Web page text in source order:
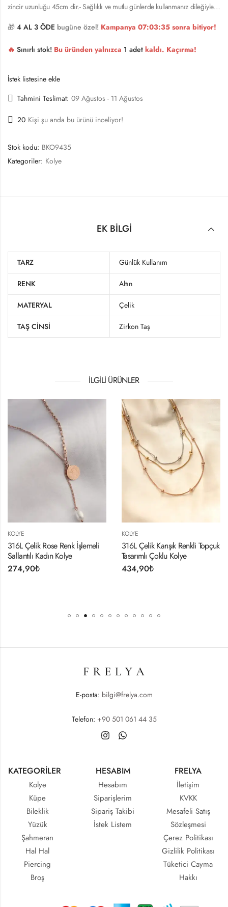
zincir uzunluğu 45cm dir.- Sağlıklı ve mutlu günlerde kullanmanız dileğiyle…
🎁 4 AL 3 ÖDE bugüne özel! Kampanya 07:03:34 sonra bitiyor!
🔥 Sınırlı stok! Bu üründen yalnızca 1 adet kaldı. Kaçırma!
İstek listesine ekle
Tahmini Teslimat: 09 Ağustos - 11 Ağustos
20 Kişi şu anda bu ürünü inceliyor!
Stok kodu: BKO9435
Kategoriler: Kolye
EK BILGI
TARZ Günlük Kullanım
RENK Altın
MATERYAL Çelik
TAŞ CINSI Zirkon Taş
İLGILI ÜRÜNLER
KOLYE
316L Çelik Rose Renk İşlemeli
Sallantılı Kadın Kolye
274,90₺
KOLYE
316L Çelik Karışık Renkli Topçuk
Tasarımlı Çoklu Kolye
434,90₺
E-posta: bilgi@frelya.com
Telefon: +90 501 061 44 35
KATEGORİLER
Kolye
Küpe
Bileklik
Yüzük
Şahmeran
Hal Hal
Piercing
Broş
HESABIM
Hesabım
Siparişlerim
Sipariş Takibi
İstek Listem
FRELYA
İletişim
KVKK
Mesafeli Satış
Sözleşmesi
Çerez Politikası
Gizlilik Politikası
Tüketici Cayma
Hakkı